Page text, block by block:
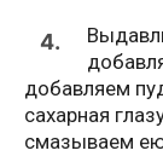
4.
добавляем
сахарная
смазываем